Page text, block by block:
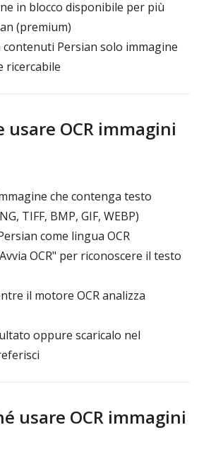
in blocco disponibile per più
(premium)
Persian solo immagine
ricercabile
usare OCR immagini
che contenga testo
TIFF, BMP, GIF, WEBP)
come lingua OCR
OCR" per riconoscere il testo
il motore OCR analizza
oppure scaricalo nel
usare OCR immagini